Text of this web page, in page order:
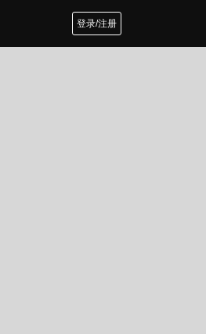
登录/注册